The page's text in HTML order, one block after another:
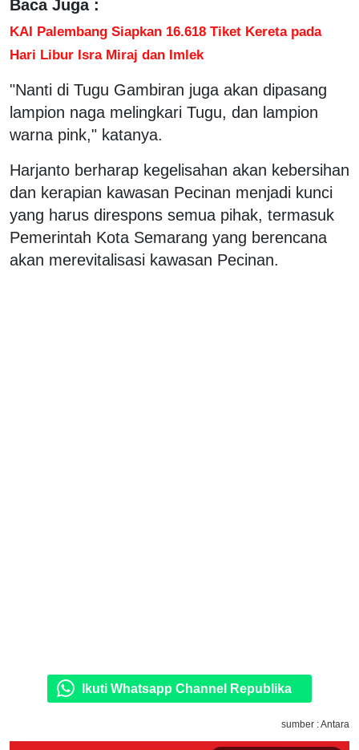
Baca Juga :
KAI Palembang Siapkan 16.618 Tiket Kereta pada
Hari Libur Isra Miraj dan Imlek
"Nanti di Tugu Gambiran juga akan dipasang
lampion naga melingkari Tugu, dan lampion
warna pink," katanya.
Harjanto berharap kegelisahan akan kebersihan
dan kerapian kawasan Pecinan menjadi kunci
yang harus direspons semua pihak, termasuk
Pemerintah Kota Semarang yang berencana
akan merevitalisasi kawasan Pecinan.
Ikuti Whatsapp Channel Republika
sumber : Antara